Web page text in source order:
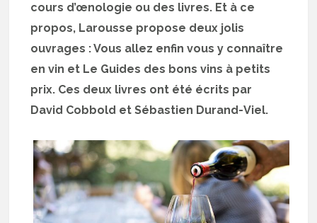
cours d’œnologie ou des livres. Et à ce
propos, Larousse propose deux jolis
ouvrages : Vous allez enfin vous y connaître
en vin et Le Guides des bons vins à petits
prix. Ces deux livres ont été écrits par
David Cobbold et Sébastien Durand-Viel.